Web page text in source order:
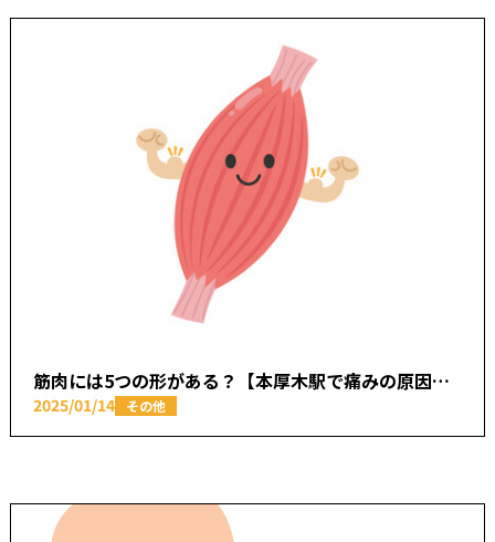
筋肉には5つの形がある？【本厚木駅で痛みの原因を取り除く あかつき整骨院】
2025/01/14 その他